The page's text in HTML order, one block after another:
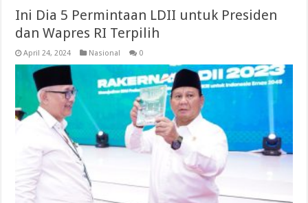
Ini Dia 5 Permintaan LDII untuk Presiden
dan Wapres RI Terpilih
April 24, 2024 Nasional 0